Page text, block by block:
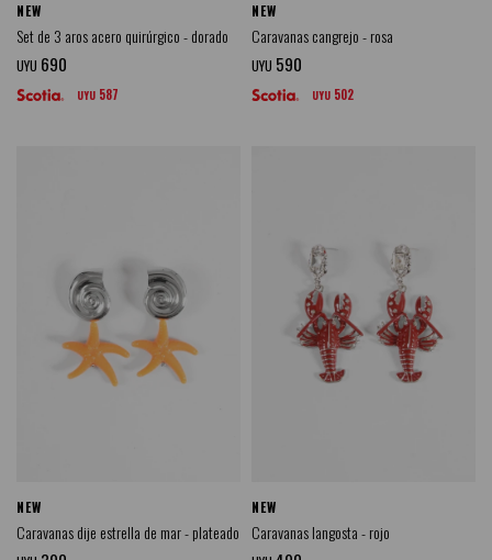
NEW
Set de 3 aros acero quirúrgico - dorado
UYU 690
UYU 587
NEW
Caravanas cangrejo - rosa
UYU 590
UYU 502
NEW
Caravanas dije estrella de mar - plateado
NEW
Caravanas langosta - rojo